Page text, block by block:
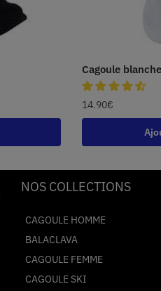
Cagoule
14.90€
NOS COLLECTIONS
CAGOULE HOMME
BALACLAVA
CAGOULE FEMME
CAGOULE SKI